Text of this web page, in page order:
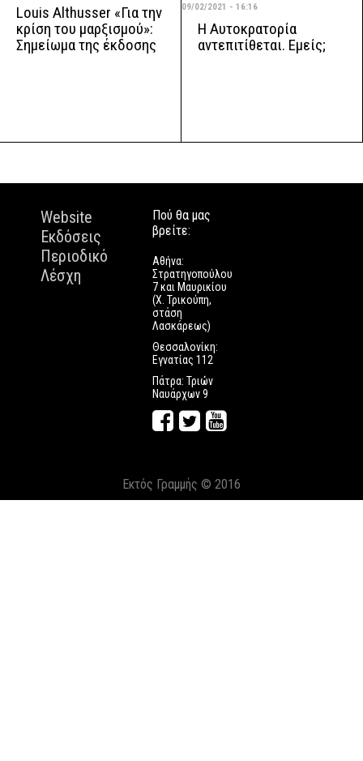
Louis Althusser «Για την
κρίση του μαρξισμού»:
Σημείωμα της έκδοσης
09/02/2021 - 16:16
Η Αυτοκρατορία
αντεπιτίθεται. Εμείς;
Website
Εκδόσεις
Περιοδικό
Λέσχη
Πού θα μας
βρείτε:
Αθήνα:
Στρατηγοπούλου
7 και Μαυρικίου
(Χ. Τρικούπη,
στάση
Λασκάρεως)
Θεσσαλονίκη:
Εγνατίας 112
Πάτρα: Τριών
Ναυάρχων 9
Εκτός Γραμμής © 2016